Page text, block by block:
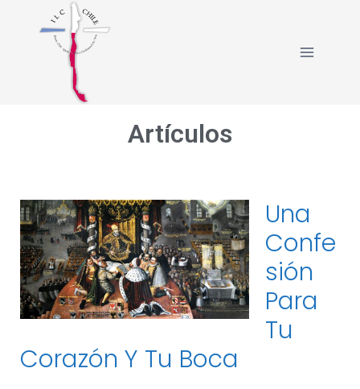
Artículos
Una
Confe
Sión
Para
Tu
Corazón Y Tu Boca